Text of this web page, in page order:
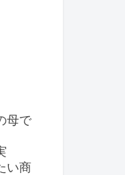
母で
い商